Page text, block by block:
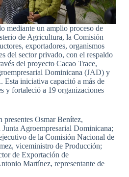
mediante un amplio proceso de
de Agricultura, la Comisión
exportadores, organismos
del sector privado, con el respaldo
del proyecto Cacao Trace,
Dominicana (JAD) y
iniciativa capacitó a más de
y fortaleció a 19 organizaciones
Osmar Benítez,
Agroempresarial Dominicana;
de la Comisión Nacional de
viceministro de Producción;
de Exportación de
Martínez, representante de